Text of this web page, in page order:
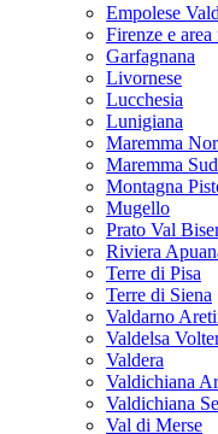
Empolese
Firenze e
Garfagnana
Livornese
Lucchesia
Lunigiana
Maremma
Maremma Sud
Montagna
Mugello
Prato Val
Riviera
Terre di Pisa
Terre di Siena
Valdarno
Valdelsa
Valdera
Valdichiana
Valdichiana
Val di Merse